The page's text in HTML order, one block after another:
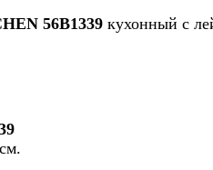
56B1339 кухонный с